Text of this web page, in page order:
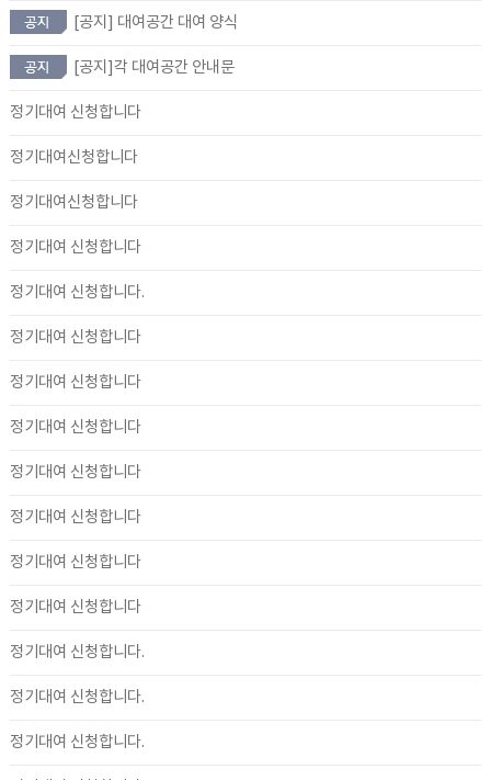
[공지] 대여공간 대여 양식
[공지]각 대여공간 안내문
정기대여 신청합니다
정기대여신청합니다
정기대여신청합니다
정기대여 신청합니다
정기대여 신청합니다.
정기대여 신청합니다
정기대여 신청합니다
정기대여 신청합니다
정기대여 신청합니다
정기대여 신청합니다
정기대여 신청합니다
정기대여 신청합니다
정기대여 신청합니다.
정기대여 신청합니다.
정기대여 신청합니다.